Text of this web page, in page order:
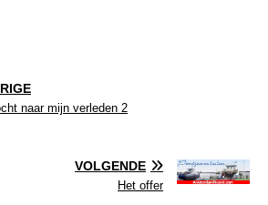
naar mijn verleden 2
VOLGENDE
Het offer